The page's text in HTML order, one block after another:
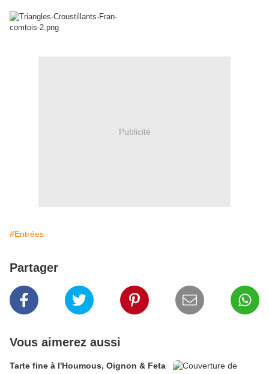
Publicité
#Entrées
Partager
Vous aimerez aussi
Tarte fine à l'Houmous, Oignon & Feta